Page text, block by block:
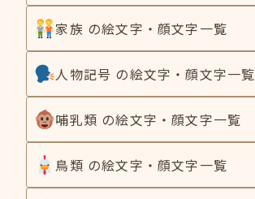
家族 の絵文字・顔文字一覧
人物記号 の絵文字・顔文字一覧
哺乳類 の絵文字・顔文字一覧
鳥類 の絵文字・顔文字一覧